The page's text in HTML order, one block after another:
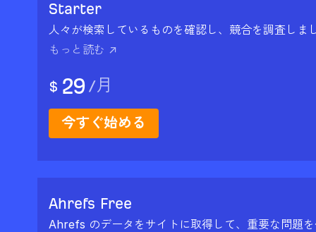
Starter
人々が検索しているものを確認し、競合を調査しま
もっと読む ↗
$ 29 /月
今すぐ始める
Ahrefs Free
Ahrefs のデータをサイトに取得して、重要な問題